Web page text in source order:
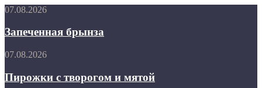
Запеченная
07.08.2026
Запеченная брынза
Пирожки
творогом
и
07.08.2026
Пирожки с творогом и мятой